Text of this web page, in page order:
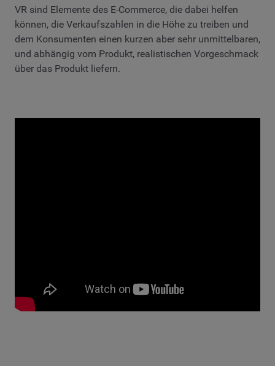
VR sind Elemente des E-Commerce, die dabei helfen
können, die Verkaufszahlen in die Höhe zu treiben und
dem Konsumenten einen kurzen aber sehr unmittelbaren,
und abhängig vom Produkt, realistischen Vorgeschmack
über das Produkt liefern.